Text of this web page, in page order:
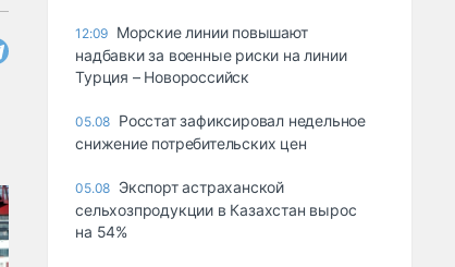
12:09 Морские линии повышают
надбавки за военные риски на линии
Турция – Новороссийск
05.08 Росстат зафиксировал недельное
снижение потребительских цен
05.08 Экспорт астраханской
сельхозпродукции в Казахстан вырос
на 54%